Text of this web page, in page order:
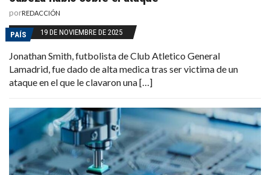
porREDACCIÓN
PAÍS 19 DE NOVIEMBRE DE 2025
Jonathan Smith, futbolista de Club Atletico General
Lamadrid, fue dado de alta medica tras ser victima de un
ataque en el que le clavaron una […]